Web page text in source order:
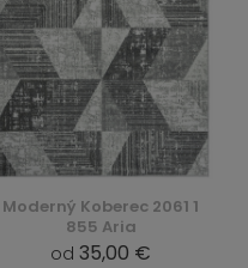
Moderný Koberec 2061 1
855 Aria
od 35,00 €